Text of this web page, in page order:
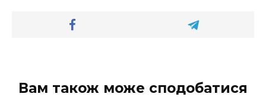
Вам також може сподобатися